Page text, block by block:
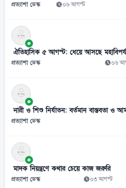
প্রত্যাশা ডেস্ক ০৬ আগস্ট
ঐতিহাসিক ৫ আগস্ট: ধেয়ে আসছে
প্রত্যাশা ডেস্ক ০৬
নারী ও শিশু নির্যাতন: বর্তমান বাস্তবতা ও
প্রত্যাশা ডেস্ক
মাদক নিয়ন্ত্রণে কথার চেয়ে কাজ জরুরি
প্রত্যাশা ডেস্ক ০৩ আগস্ট